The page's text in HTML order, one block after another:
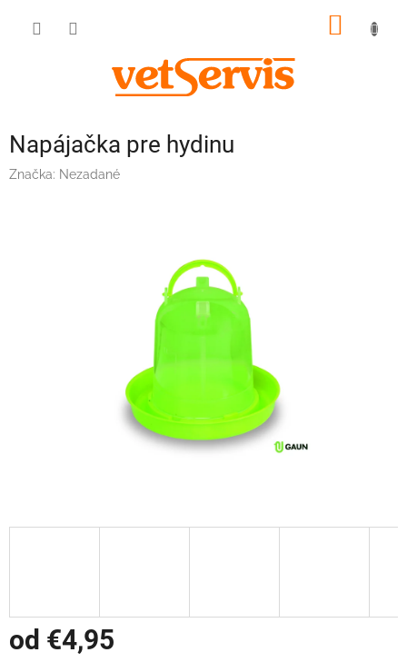
Napájačka pre hydinu
Značka: Nezadané
od €4,95